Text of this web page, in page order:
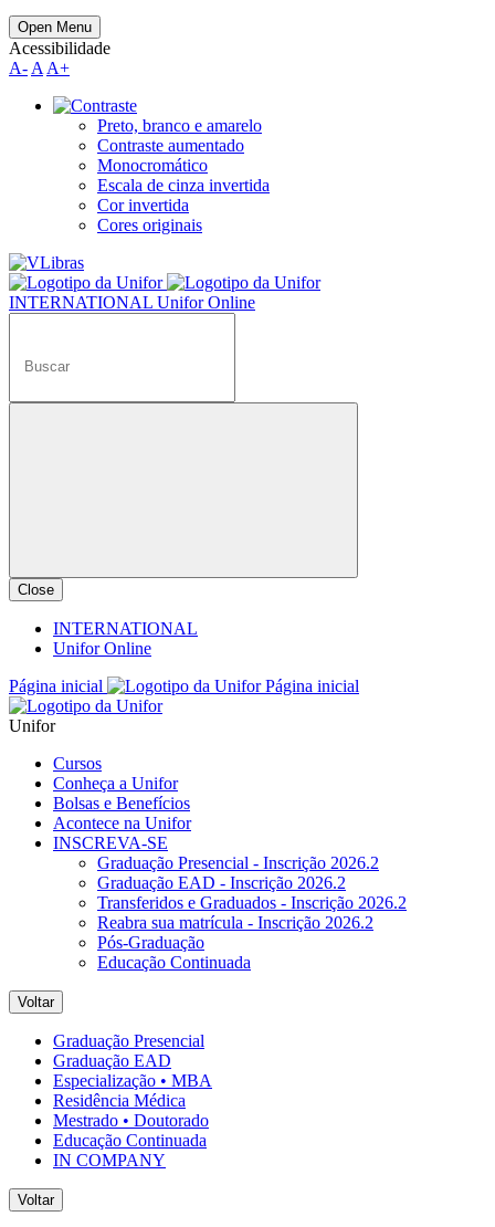
Open Menu
Acessibilidade
A- A A+
Preto, branco e amarelo
Contraste aumentado
Monocromático
Escala de cinza invertida
Cor invertida
Cores originais
INTERNATIONAL Unifor Online
Close
INTERNATIONAL
Unifor Online
Página inicial
Página inicial
Unifor
Cursos
Conheça a Unifor
Bolsas e Benefícios
Acontece na Unifor
INSCREVA-SE
Graduação Presencial - Inscrição 2026.2
Graduação EAD - Inscrição 2026.2
Transferidos e Graduados - Inscrição 2026.2
Reabra sua matrícula - Inscrição 2026.2
Pós-Graduação
Educação Continuada
Voltar
Graduação Presencial
Graduação EAD
Especialização • MBA
Residência Médica
Mestrado • Doutorado
Educação Continuada
IN COMPANY
Voltar